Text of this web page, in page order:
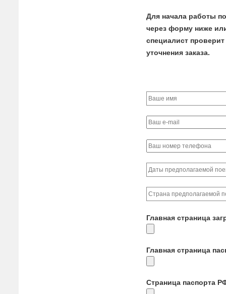
Для начала работы
через форму ниже
специалист
уточнения заказа.
Главная страница
Главная страница
Страница паспорта